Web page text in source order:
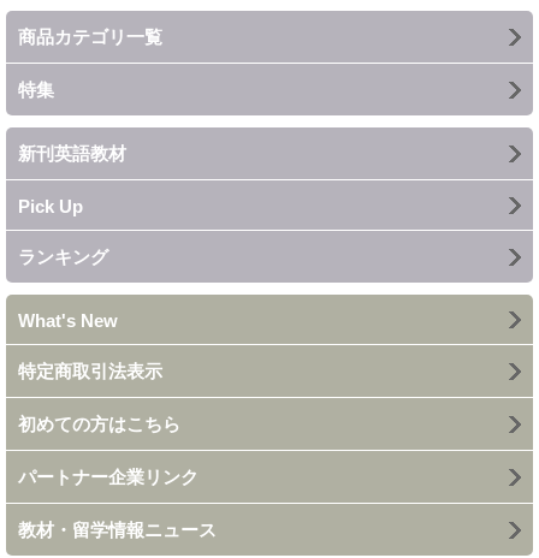
商品カテゴリ一覧
特集
新刊英語教材
Pick Up
ランキング
What's New
特定商取引法表示
初めての方はこちら
パートナー企業リンク
教材・留学情報ニュース